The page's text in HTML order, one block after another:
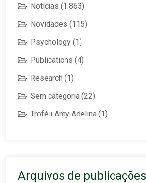
Notícias (1.863)
Novidades (115)
Psychology (1)
Publications (4)
Research (1)
Sem categoria (22)
Troféu Amy Adelina (1)
Arquivos de publicações